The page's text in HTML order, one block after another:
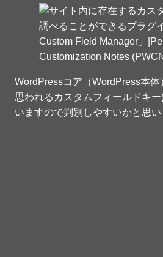
WordPressコア（WordPress本体
思われるカスタムフィールドキ
いますので判別しやすいかと思い